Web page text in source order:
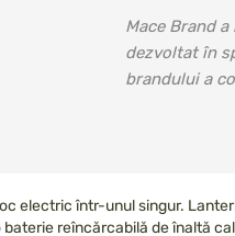
Mace Brand
dezvoltat în
brandului a
electric într-unul singur.
reîncărcabilă de înaltă